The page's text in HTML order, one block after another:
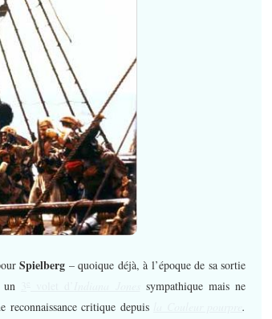
Spielberg – quoique déjà, à l’époque de sa sortie
un
sympathique mais ne
reconnaissance critique depuis
la Couleur pourpre.